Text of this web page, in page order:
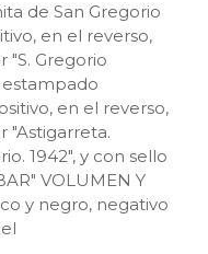
de San Gregorio
en el reverso,
"S. Gregorio
estampado
en el reverso,
"Astigarreta.
1942", y con sello
VOLUMEN Y
y negro, negativo